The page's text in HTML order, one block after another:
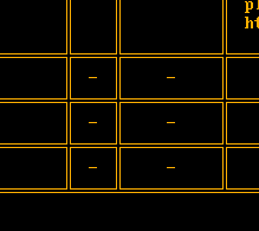
-
-
-
-
- -